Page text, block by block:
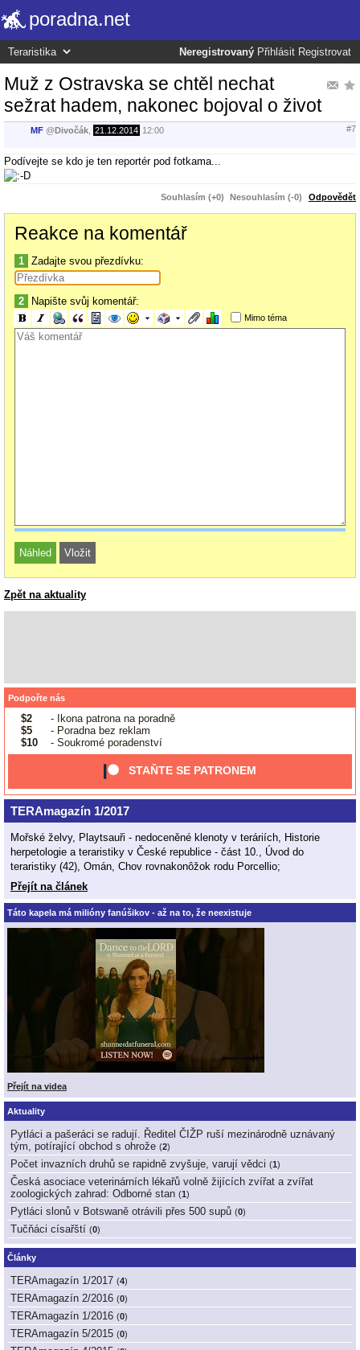
poradna.net
Neregistrovaný Přihlásit Registrovat
Muž z Ostravska se chtěl nechat
sežrat hadem, nakonec bojoval o život
MF @Divočák 21.12.2014 12:00 #7
Podívejte se kdo je ten reportér pod fotkama...
Souhlasím (+0) Nesouhlasím (-0) Odpovědět
Reakce na komentář
1 Zadajte svou přezdívku:
2 Napište svůj komentář:
Mimo téma
Zpět na aktuality
Podpořte nás
$2
- Ikona patrona na poradně
$5
- Poradna bez reklam
$10
- Soukromé poradenství
STAŇTE SE PATRONEM
TERAmagazín 1/2017
Mořské želvy, Playtsauři - nedoceněné klenoty v teráriích, Historie
herpetologie a teraristiky v České republice - část 10., Úvod do
teraristiky (42), Omán, Chov rovnakonôžok rodu Porcellio;
Přejít na článek
Táto kapela má milióny fanúšikov - až na to, že neexistuje
Přejít na videa
Aktuality
Pytláci a pašeráci se radují. Ředitel ČIŽP ruší mezinárodně uznávaný
tým, potírající obchod s ohrože (2)
Počet invazních druhů se rapidně zvyšuje, varují vědci (1 )
Česká asociace veterinárních lékařů volně žijících zvířat a zvířat
zoologických zahrad: Odborné stan (1 )
Pytláci slonů v Botswaně otrávili přes 500 supů (0)
Tučňáci císařští (0)
Články
TERAmagazín 1/2017 (4)
TERAmagazín 2/2016 (0)
TERAmagazín 1/2016 (0)
TERAmagazín 5/2015 (0)